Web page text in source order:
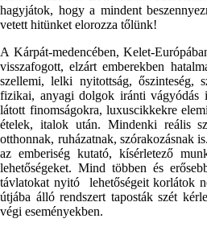
hagyjátok, hogy a mindent
vetett hitünket elorozza tőlünk!
A Kárpát-medencében, Kelet-
visszafogott, elzárt emberekben
szellemi, lelki nyitottság, őszinteség,
fizikai, anyagi dolgok iránti vágyódás
látott finomságokra, luxuscikkekre
ételek, italok után. Mindenki reális
otthonnak, ruházatnak, szórakozásnak
az emberiség kutató, kísérletező
lehetőségeket. Mind többen és
távlatokat nyitó lehetőségeit korlátok
útjába álló rendszert taposták szét
végi eseményekben.